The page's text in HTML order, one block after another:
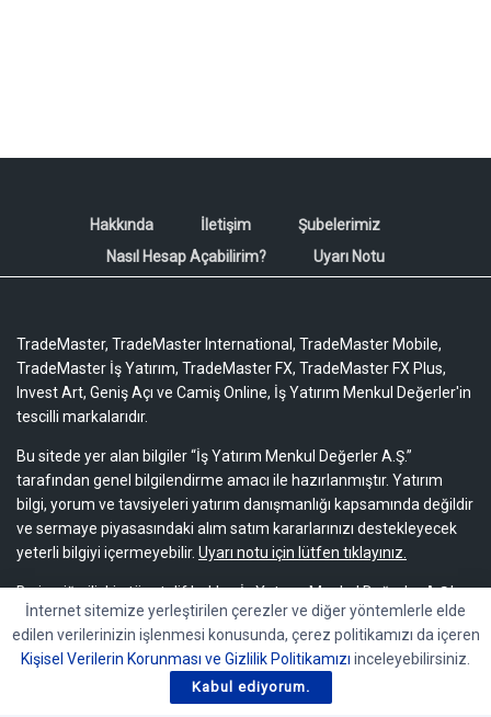
Hakkında İletişim
Şubelerimiz
Nasıl Hesap Açabilirim?
Uyarı Notu
TradeMaster, TradeMaster International, TradeMaster Mobile,
TradeMaster İş Yatırım, TradeMaster FX, TradeMaster FX Plus,
Invest Art, Geniş Açı ve Camiş Online, İş Yatırım Menkul Değerler'in
tescilli markalarıdır.
Bu sitede yer alan bilgiler “İş Yatırım Menkul Değerler A.Ş.”
tarafından genel bilgilendirme amacı ile hazırlanmıştır. Yatırım
bilgi, yorum ve tavsiyeleri yatırım danışmanlığı kapsamında değildir
ve sermaye piyasasındaki alım satım kararlarınızı destekleyecek
yeterli bilgiyi içermeyebilir. Uyarı notu için lütfen tıklayınız.
Bu içeriğe ilişkin tüm telif hakları İş Yatırım Menkul Değerler A.Ş.’ye
aittir. Bu içerik, açık iznimiz olmaksızın başkaları tarafından
herhangi bir amaçla, kısmen veya tamamen çoğaltılamaz,
dağıtılamaz, yayımlanamaz veya değiştirilemez.
İnternet sitemize yerleştirilen çerezler ve diğer yöntemlerle elde
edilen verilerinizin işlenmesi konusunda, çerez politikamızı da içeren
Kişisel Verilerin Korunması ve Gizlilik Politikamızı inceleyebilirsiniz.
Kabul ediyorum.